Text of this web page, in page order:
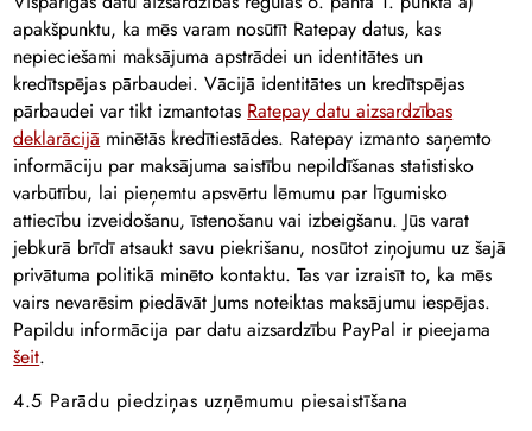
apakšpunktu, ka mēs varam nosūtīt Ratepay datus, kas
nepieciešami maksājuma apstrādei un identitātes un
kredītspējas pārbaudei. Vācijā identitātes un kredītspējas
pārbaudei var tikt izmantotas Ratepay datu aizsardzības
deklarācijā minētās kredītiestādes. Ratepay izmanto saņemto
informāciju par maksājuma saistību nepildīšanas statistisko
varbūtību, lai pieņemtu apsvērtu lēmumu par līgumisko
attiecību izveidošanu, īstenošanu vai izbeigšanu. Jūs varat
jebkurā brīdī atsaukt savu piekrišanu, nosūtot ziņojumu uz šajā
privātuma politikā minēto kontaktu. Tas var izraisīt to, ka mēs
vairs nevarēsim piedāvāt Jums noteiktas maksājumu iespējas.
Papildu informācija par datu aizsardzību PayPal ir pieejama
šeit.
4.5 Parādu piedziņas uzņēmumu piesaistīšana